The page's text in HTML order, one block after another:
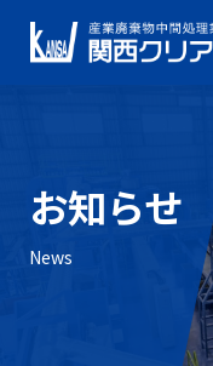
お知らせ
News